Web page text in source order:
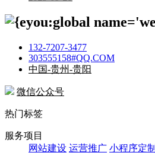
132-7207-3477
303555158#QQ.COM
中国-贵州-贵阳
微信公众号
热门标签
服务项目
网站建设 运营推广 小程序定制